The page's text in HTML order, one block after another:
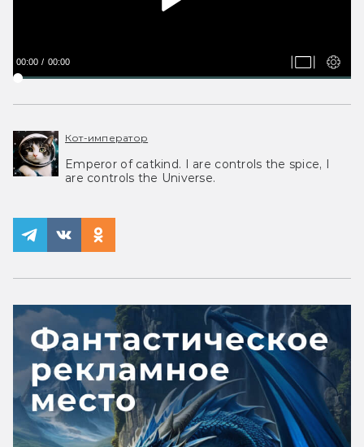
00:00 00:00
Кот-император
Emperor of catkind. I are controls the spice, I
are controls the Universe.